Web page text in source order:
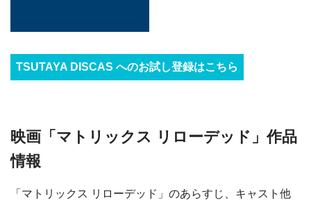
TSUTAYA DISCAS へのお試し登録はこちら
映画「マトリックス リローデッド」作品
情報
「マトリックス リローデッド」のあらすじ、キャスト他